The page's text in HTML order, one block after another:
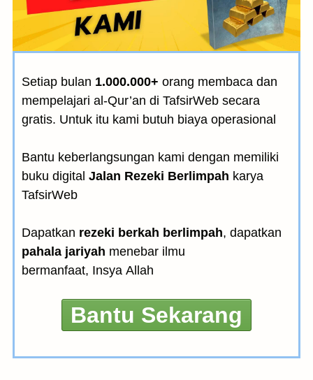
Setiap bulan 1.000.000+ orang membaca dan
mempelajari al-Qur’an di TafsirWeb secara
gratis. Untuk itu kami butuh biaya operasional
Bantu keberlangsungan kami dengan memiliki
buku digital Jalan Rezeki Berlimpah karya
TafsirWeb
Dapatkan rezeki berkah berlimpah, dapatkan
pahala jariyah menebar ilmu
bermanfaat, Insya Allah
Bantu Sekarang